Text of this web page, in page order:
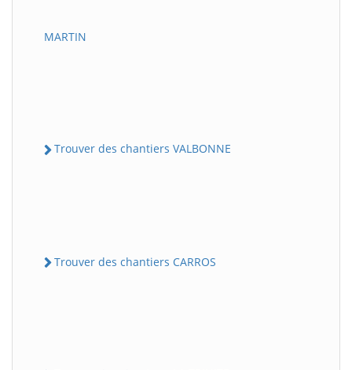
MARTIN
Trouver des chantiers VALBONNE
Trouver des chantiers CARROS